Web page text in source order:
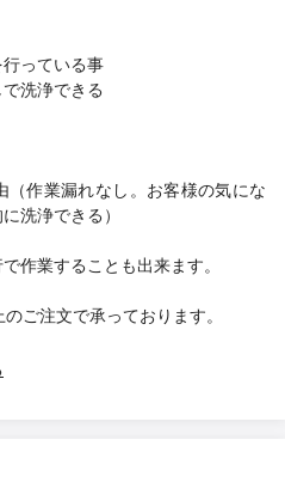
っている事
洗浄できる
（作業漏れなし。お客様の気にな
洗浄できる）
作業することも出来ます。
ご注文で承っております。